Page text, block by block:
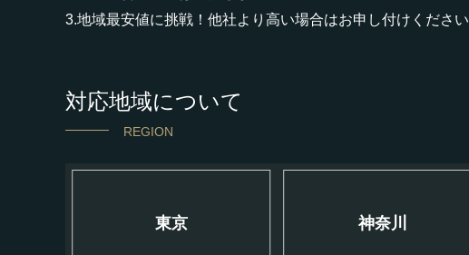
3.地域最安値に挑戦！他社より高い場合はお申し付けください
対応地域について
REGION
東京 神奈川